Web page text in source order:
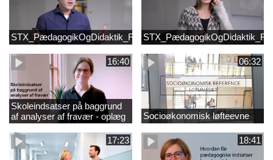
STX_PædagogikOgDidaktik_FilmB
16:40
Skoleindsatser på baggrund
af analyser af fravær - oplæg
ved Astrid Lundby, EVA
06:32
Socioøkonomisk løfteevne
17:23 18:41